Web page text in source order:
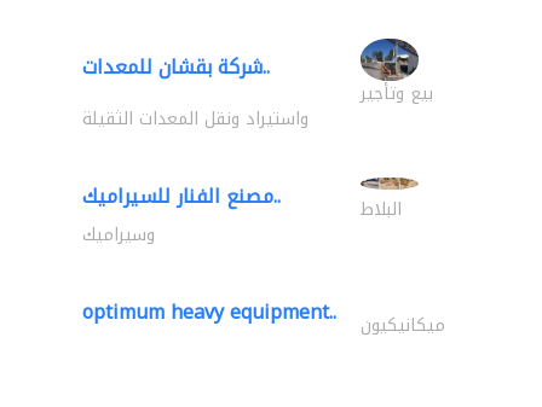
شركة بقشان للمعدات..
بيع وتأجير
واستيراد ونقل المعدات الثقيلة
مصنع الفنار للسيراميك.. البلاط
وسيراميك
optimum heavy equipment.. ميكانيكيون